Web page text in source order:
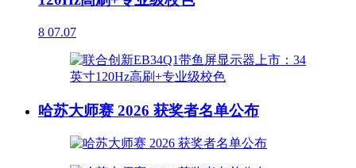
8 07.07
哈苏大师赛 2026 获奖者名单公布